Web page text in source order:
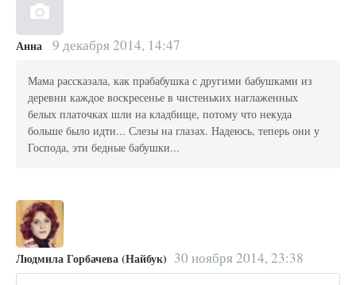
Анна 9 декабря 2014, 14:47
Мама рассказала, как прабабушка с другими бабушками из
деревни каждое воскресенье в чистеньких наглаженных
белых платочках шли на кладбище, потому что некуда
больше было идти... Слезы на глазах. Надеюсь, теперь они у
Господа, эти бедные бабушки...
Людмила Горбачева (Найбук) 30 ноября 2014, 23:38